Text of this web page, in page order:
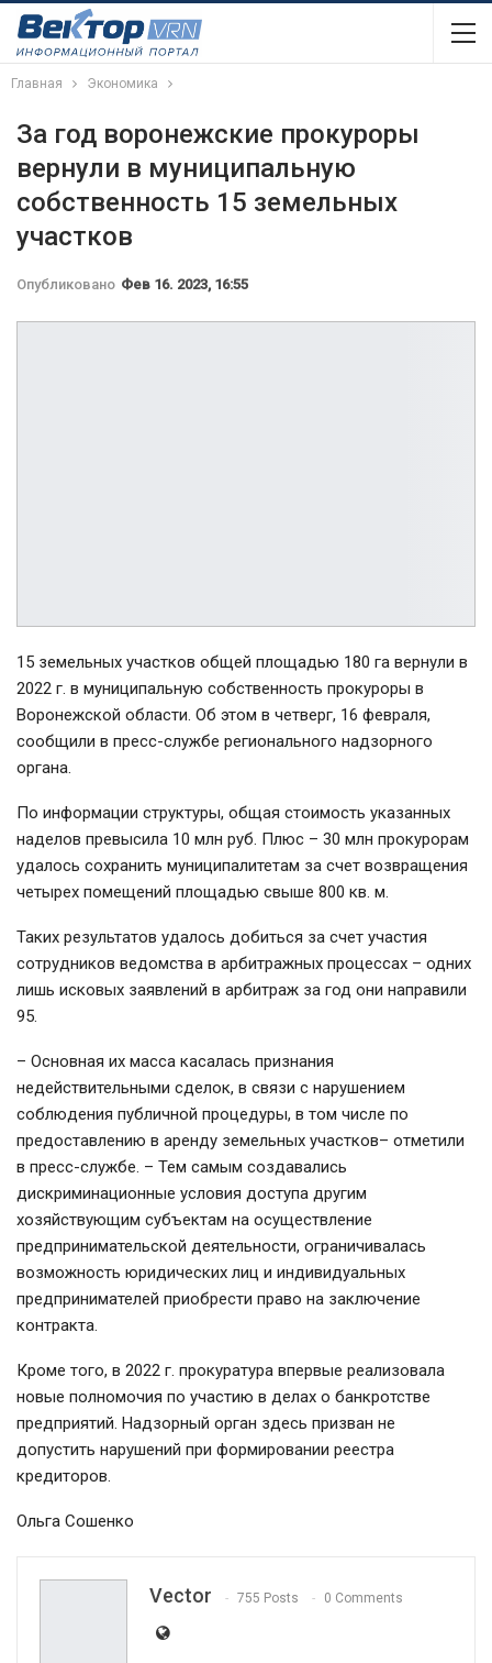
Главная Экономика
За год воронежские прокуроры
вернули в муниципальную
собственность 15 земельных
участков
Опубликовано Фев 16. 2023, 16:55
15 земельных участков общей площадью 180 га вернули в
2022 г. в муниципальную собственность прокуроры в
Воронежской области. Об этом в четверг, 16 февраля,
сообщили в пресс-службе регионального надзорного
органа.
По информации структуры, общая стоимость указанных
наделов превысила 10 млн руб. Плюс – 30 млн прокурорам
удалось сохранить муниципалитетам за счет возвращения
четырех помещений площадью свыше 800 кв. м.
Таких результатов удалось добиться за счет участия
сотрудников ведомства в арбитражных процессах – одних
лишь исковых заявлений в арбитраж за год они направили
95.
– Основная их масса касалась признания
недействительными сделок, в связи с нарушением
соблюдения публичной процедуры, в том числе по
предоставлению в аренду земельных участков– отметили
в пресс-службе. – Тем самым создавались
дискриминационные условия доступа другим
хозяйствующим субъектам на осуществление
предпринимательской деятельности, ограничивалась
возможность юридических лиц и индивидуальных
предпринимателей приобрести право на заключение
контракта.
Кроме того, в 2022 г. прокуратура впервые реализовала
новые полномочия по участию в делах о банкротстве
предприятий. Надзорный орган здесь призван не
допустить нарушений при формировании реестра
кредиторов.
Ольга Сошенко
Vector 755 Posts 0 Comments